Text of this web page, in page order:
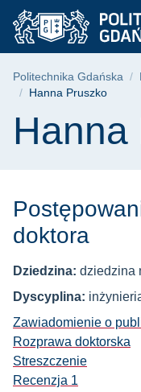
Przejdź
do
menu
Przejdź
do
wyszukiwarki
Przejdź
do
treści
Hanna
Ścieżka
Politechnika Gdańska
Hanna Pruszko
Treść
Hanna
doktora
Dziedzina: dziedzina
Dyscyplina:
Zawiadomienie o
Rozprawa doktorska
Streszczenie
Recenzja 1